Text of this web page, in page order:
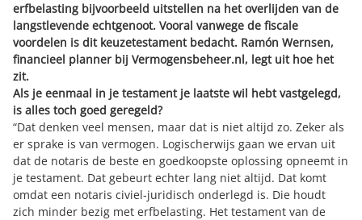
erfbelasting bijvoorbeeld uitstellen na het overlijden van de
langstlevende echtgenoot. Vooral vanwege de fiscale
voordelen is dit keuzetestament bedacht. Ramón Wernsen,
financieel planner bij Vermogensbeheer.nl, legt uit hoe het
zit.
Als je eenmaal in je testament je laatste wil hebt vastgelegd,
is alles toch goed geregeld?
“Dat denken veel mensen, maar dat is niet altijd zo. Zeker als
er sprake is van vermogen. Logischerwijs gaan we ervan uit
dat de notaris de beste en goedkoopste oplossing opneemt in
je testament. Dat gebeurt echter lang niet altijd. Dat komt
omdat een notaris civiel-juridisch onderlegd is. Die houdt
zich minder bezig met erfbelasting. Het testament van de